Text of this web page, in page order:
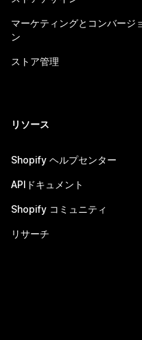
マーケティングとコンバージ
ン
ストア管理
リソース
Shopify ヘルプセンター
APIドキュメント
Shopify コミュニティ
リサーチ